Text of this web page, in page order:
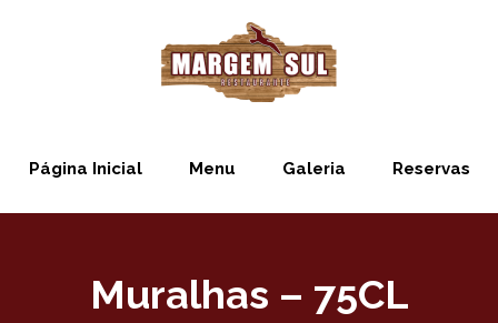
Página Inicial Menu Galeria Reservas
Muralhas – 75CL